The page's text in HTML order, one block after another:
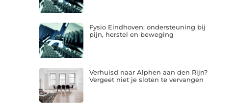
Fysio Eindhoven: ondersteuning bij
pijn, herstel en beweging
Verhuisd naar Alphen aan den Rijn?
Vergeet niet je sloten te vervangen